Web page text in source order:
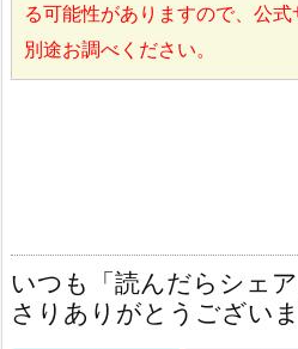
る可能性がありますので、公
別途お調べください。
いつも「読んだらシェ
さりありがとうございま